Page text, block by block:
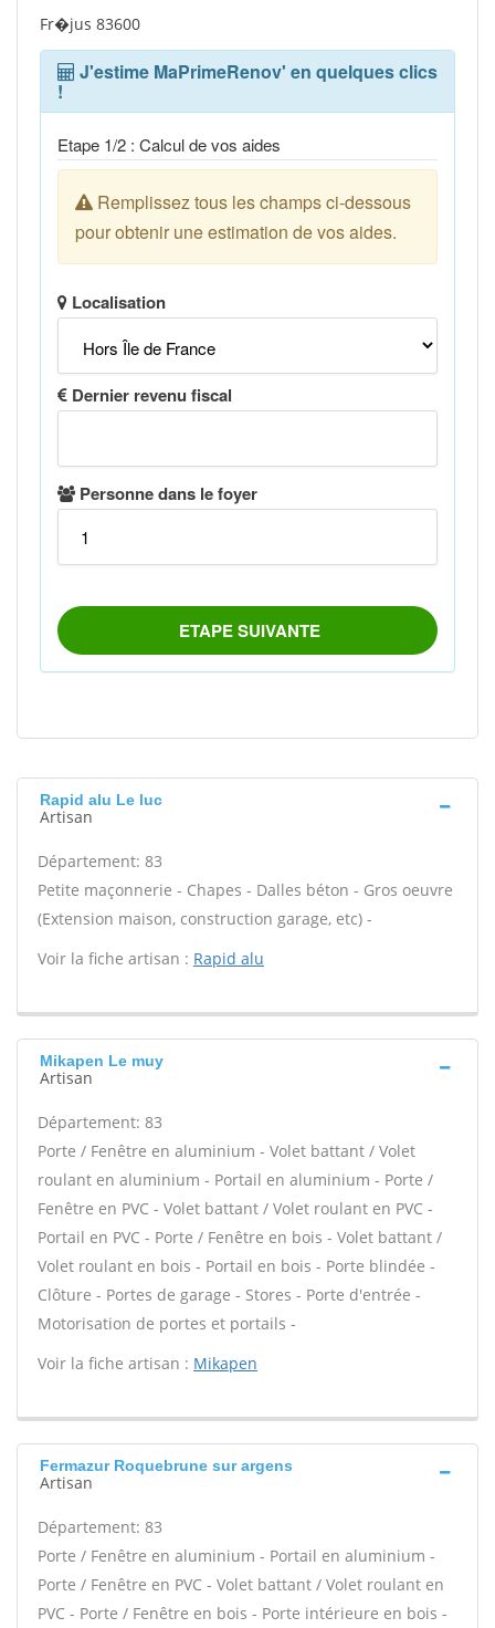
Fr�jus 83600
Rapid alu Le luc
Artisan
Département: 83
Petite maçonnerie - Chapes - Dalles béton - Gros oeuvre
(Extension maison, construction garage, etc) -
Voir la fiche artisan : Rapid alu
Mikapen Le muy
Artisan
Département: 83
Porte / Fenêtre en aluminium - Volet battant / Volet
roulant en aluminium - Portail en aluminium - Porte /
Fenêtre en PVC - Volet battant / Volet roulant en PVC -
Portail en PVC - Porte / Fenêtre en bois - Volet battant /
Volet roulant en bois - Portail en bois - Porte blindée -
Clôture - Portes de garage - Stores - Porte d'entrée -
Motorisation de portes et portails -
Voir la fiche artisan : Mikapen
Fermazur Roquebrune sur argens
Artisan
Département: 83
Porte / Fenêtre en aluminium - Portail en aluminium -
Porte / Fenêtre en PVC - Volet battant / Volet roulant en
PVC - Porte / Fenêtre en bois - Porte intérieure en bois -